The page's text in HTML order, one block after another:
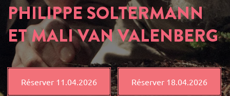
PHILIPPE SOLTERMANN
ET MALI VAN VALENBERG
Réserver 11.04.2026 Réserver 18.04.2026